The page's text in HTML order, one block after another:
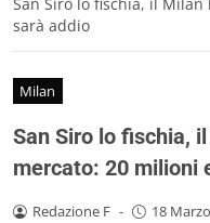
San Siro lo fischia, il
sarà addio
Milan
San Siro lo fischia,
mercato: 20 milioni
Redazione F - 18